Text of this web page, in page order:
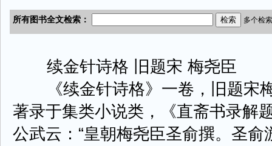
续金针诗格 旧题宋 梅尧臣
《续金针诗格》一卷，旧题宋
著录于集类小说类，《直斋书录解
公武云：“皇朝梅尧臣圣俞撰。圣